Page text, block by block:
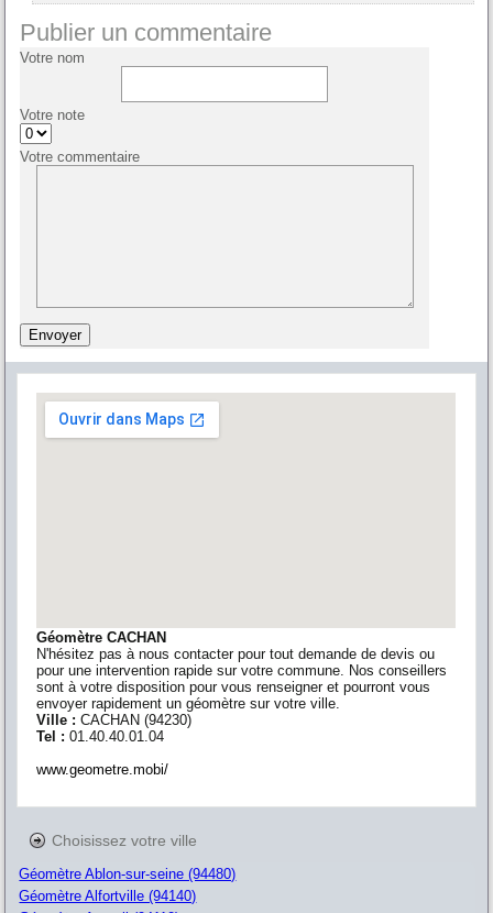
Publier un commentaire
Votre nom
Votre note
Votre commentaire
Géomètre CACHAN
N'hésitez pas à nous contacter pour tout demande de devis ou
pour une intervention rapide sur votre commune. Nos conseillers
sont à votre disposition pour vous renseigner et pourront vous
envoyer rapidement un géomètre sur votre ville.
Ville :CACHAN (94230)
Tel :01.40.40.01.04
www.geometre.mobi/
Choisissez votre ville
Géomètre Ablon-sur-seine (94480)
Géomètre Alfortville (94140)